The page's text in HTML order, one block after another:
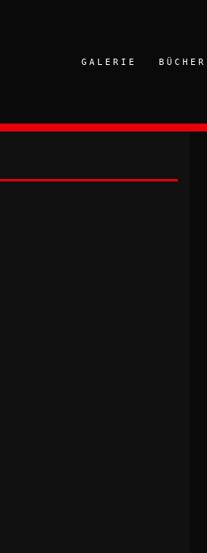
GALERIE BÜCHER